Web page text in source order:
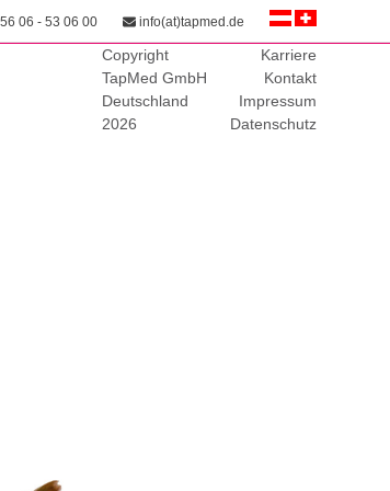
06 - 53 06 00 info(at)tapmed.de
Copyright
TapMed GmbH
Deutschland
2026
Karriere
Kontakt
Impressum
Datenschutz